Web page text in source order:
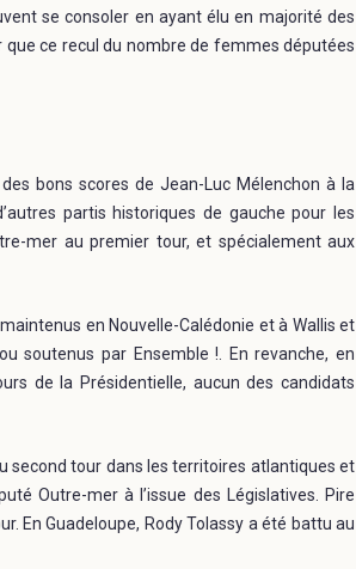
se consoler en ayant élu en majorité des
ce recul du nombre de femmes députées
bons scores de Jean-Luc Mélenchon à la
partis historiques de gauche pour les
mer au premier tour, et spécialement aux
en Nouvelle-Calédonie et à Wallis et
soutenus par Ensemble !. En revanche, en
de la Présidentielle, aucun des candidats
second tour dans les territoires atlantiques et
Outre-mer à l’issue des Législatives. Pire
En Guadeloupe, Rody Tolassy a été battu au